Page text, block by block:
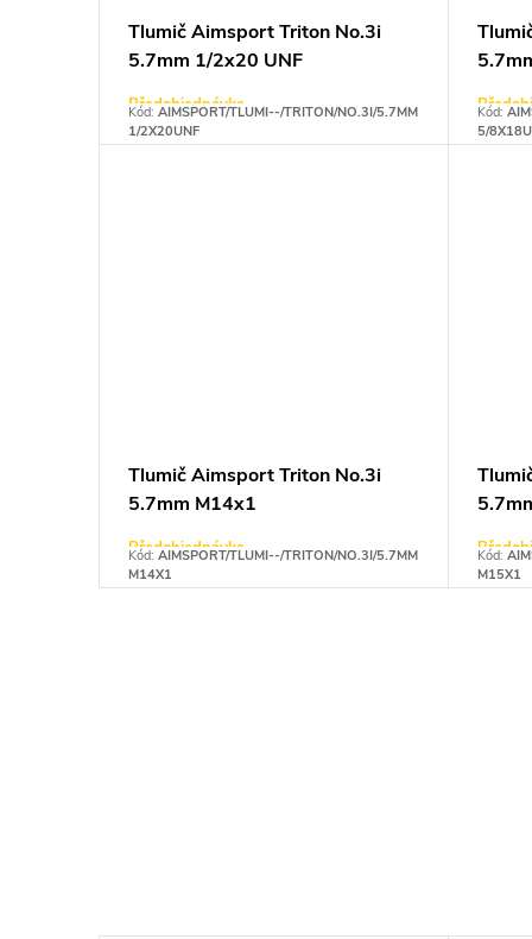
k
o
Tlumič Aimsport Triton No.3i
5.7mm 1/2x20 UNF
Předobjednávka
Kód: AIMSPORT/TLUMI--/TRITON/NO.3I/5.7MM
1/2X20UNF
Kód:
5/
Tlumič Aimsport Triton No.3i
5.7mm M14x1
Předobjednávka
Kód: AIMSPORT/TLUMI--/TRITON/NO.3I/5.7MM
M14X1
Kód:
M15X1